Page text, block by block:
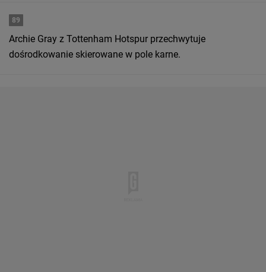
89
Archie Gray z Tottenham Hotspur przechwytuje
dośrodkowanie skierowane w pole karne.